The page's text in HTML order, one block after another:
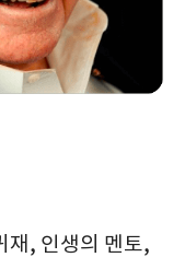
재, 인생의 멘토,